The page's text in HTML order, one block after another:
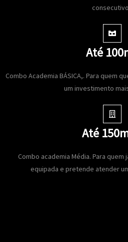
Até
Combo Academia BÁSICA,. Para quem
um investimento
Até
Combo academia Média. Para quem
equipada e pretende atender